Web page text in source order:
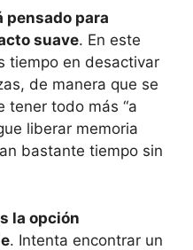
pensado para
suave. En este
tiempo en desactivar
de manera que se
tener todo más “a
liberar memoria
bastante tiempo sin
la opción
. Intenta encontrar un